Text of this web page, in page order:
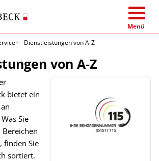
Menü
Dienstleistungen von A-Z
von A-Z
bietet ein
Sie
finden Sie
sortiert.